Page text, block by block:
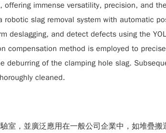
immense versatility, precision, and
slag removal system with automatic
deslagging, and detect defects using the
compensation method is employed to
deburring of the clamping hole slag.
cleaned.
室，並廣泛應用在一般公司企業中，如堆疊